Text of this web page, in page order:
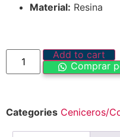
Material: Resina
Add to cart
Comprar
Categories Ceniceros/